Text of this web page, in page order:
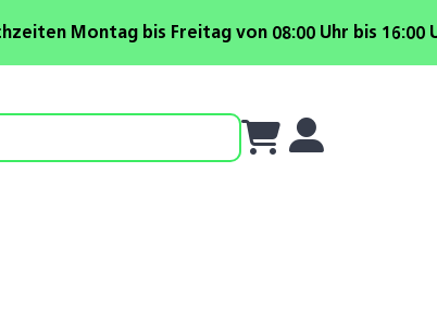
Montag bis Freitag von 08:00 Uhr bis 16:00